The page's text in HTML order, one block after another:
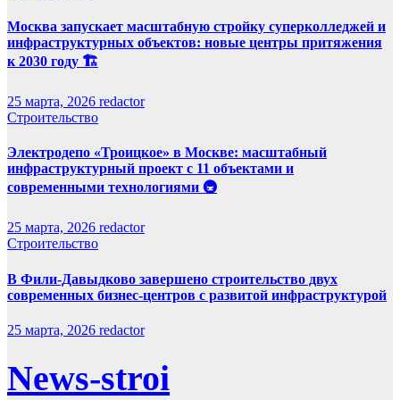
Москва запускает масштабную стройку суперколледжей и
инфраструктурных объектов: новые центры притяжения
к 2030 году 🏗️
25 марта, 2026 redactor
Строительство
Электродепо «Троицкое» в Москве: масштабный
инфраструктурный проект с 11 объектами и
современными технологиями 🚇
25 марта, 2026 redactor
Строительство
В Фили-Давыдково завершено строительство двух
современных бизнес-центров с развитой инфраструктурой
25 марта, 2026 redactor
News-stroi